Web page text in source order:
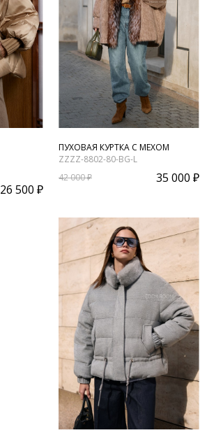
26 500 ₽
ПУХОВАЯ КУРТКА С МЕХОМ
ZZZZ-8802-80-BG-L
42 000 ₽
35 000 ₽